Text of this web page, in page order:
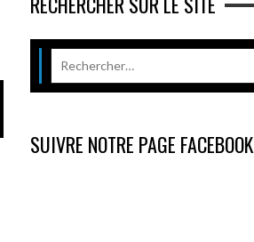
SUIVRE NOTRE PAGE FACEBOOK